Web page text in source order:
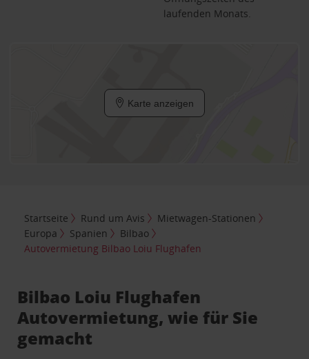
laufenden Monats.
Karte anzeigen
Startseite Rund um Avis
Mietwagen-Stationen
Europa
Spanien
Bilbao
Autovermietung Bilbao Loiu Flughafen
Bilbao Loiu Flughafen
Autovermietung, wie für Sie
gemacht